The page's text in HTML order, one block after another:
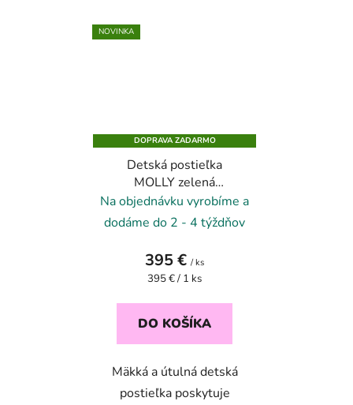
NOVINKA
DOPRAVA ZADARMO
Detská postieľka
MOLLY zelená
dinosauria 70x140
Na objednávku vyrobíme a
dodáme do 2 - 4 týždňov
395 € / ks
Jednotková
395 € / 1 ks
DO KOŠÍKA
Mäkká a útulná detská
postieľka poskytuje